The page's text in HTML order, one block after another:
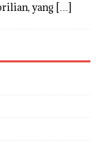
yang […]